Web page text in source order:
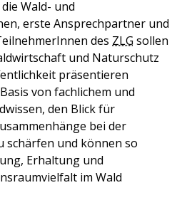
Wald- und
erste Ansprechpartner und
des ZLG sollen
und Naturschutz
präsentieren
von fachlichem und
den Blick für
bei der
schärfen und können so
Erhaltung und
im Wald